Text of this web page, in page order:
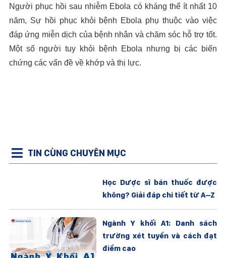
Người phục hồi sau nhiễm Ebola có kháng thể ít nhất 10
năm, Sự hồi phục khỏi bệnh Ebola phụ thuộc vào việc
đáp ứng miễn dịch của bệnh nhân và chăm sóc hỗ trợ tốt.
Một số người tuy khỏi bệnh Ebola nhưng bị các biến
chứng các vấn đề về khớp và thị lực.
TIN CÙNG CHUYÊN MỤC
Học Dược sĩ bán thuốc được
không? Giải đáp chi tiết từ A–Z
Ngành Y khối A1: Danh sách
trường xét tuyển và cách đạt
điểm cao